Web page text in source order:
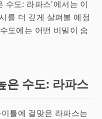
수도: 라파스'에서는 이
를 더 깊게 살펴볼 예정
도에는 어떤 비밀이 숨
은 수도: 라파스
틀에 걸맞은 라파스는